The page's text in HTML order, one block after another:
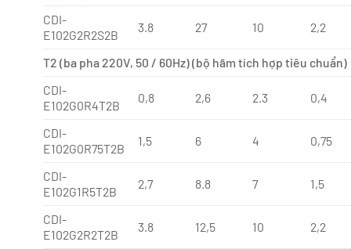
CDI-
E102G2R2S2B
3.8 27 10 2,2
T2 (ba pha 220V, 50 / 60Hz) (bộ hãm tích hợp tiêu chuẩn)
CDI-
E102G0R4T2B
0,8 2,6 2.3 0,4
CDI-
E102G0R75T2B
1,5 6 4 0,75
CDI-
E102G1R5T2B
2,7 8.8 7 1,5
CDI-
E102G2R2T2B
3.8 12,5 10 2,2